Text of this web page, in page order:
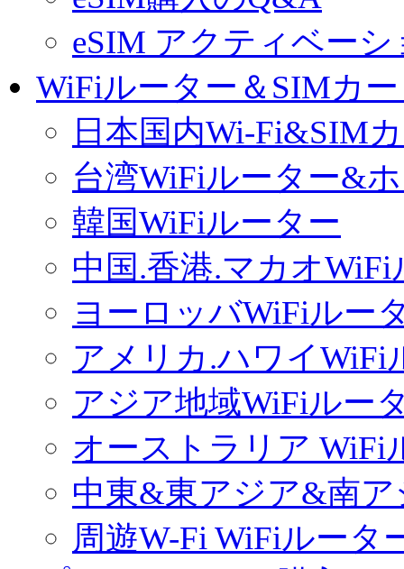
eSIM アクティベー
WiFiルーター＆SIMカ
日本国内Wi-Fi&SIM
台湾WiFiルーター&
韓国WiFiルーター
中国.香港.マカオWiFi
ヨーロッバWiFiルー
アメリカ.ハワイWiFi
アジア地域WiFiルー
オーストラリア WiFi
中東&東アジア&南
周遊W-Fi WiFiルータ